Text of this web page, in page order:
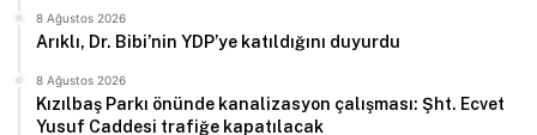
8 Ağustos 2026
Arıklı, Dr. Bibi’nin YDP’ye katıldığını duyurdu
8 Ağustos 2026
Kızılbaş Parkı önünde kanalizasyon çalışması: Şht. Ecvet
Yusuf Caddesi trafiğe kapatılacak